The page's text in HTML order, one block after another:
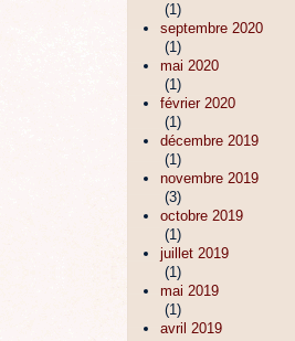
(1)
septembre 2020
(1)
mai 2020
(1)
février 2020
(1)
décembre 2019
(1)
novembre 2019
(3)
octobre 2019
(1)
juillet 2019
(1)
mai 2019
(1)
avril 2019